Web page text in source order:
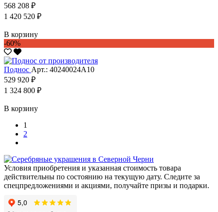
568 208 ₽
1 420 520 ₽
В корзину
-60%
Поднос Арт.: 40240024А10
529 920 ₽
1 324 800 ₽
В корзину
1
2
Условия приобретения и указанная стоимость товара
действительны по состоянию на текущую дату. Следите за
спецпредложениями и акциями, получайте призы и подарки.